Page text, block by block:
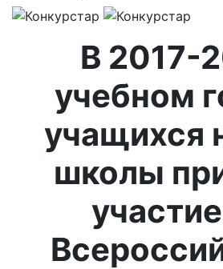
В 2017-
учебном
учащихся
школы